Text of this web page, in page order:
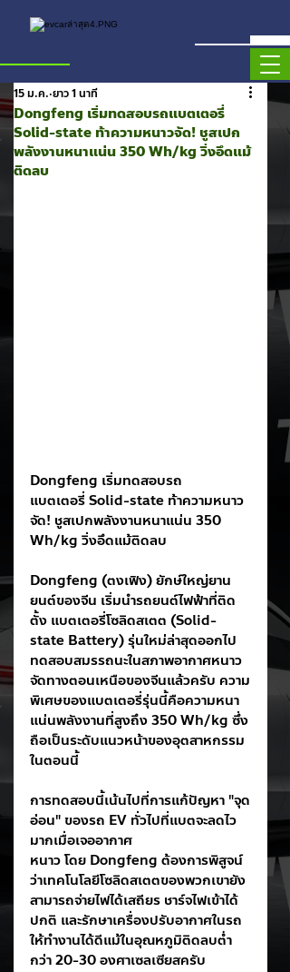
Dongfeng เริ่มทดสอบรถแบตเตอรี่
Solid-state ท้าความหนาวจัด! ชูสเปก
พลังงานหนาแน่น 350 Wh/kg วิ่งอึดแม้
ติดลบ
15 ม.ค. ยาว 1 นาที
Dongfeng เริ่มทดสอบรถ
แบตเตอรี่ Solid-state ท้าความหนาว
จัด! ชูสเปกพลังงานหนาแน่น 350
Wh/kg วิ่งอึดแม้ติดลบ
Dongfeng (ตงเฟิง) ยักษ์ใหญ่ยาน
ยนต์ของจีน เริ่มนำรถยนต์ไฟฟ้าที่ติด
ตั้ง แบตเตอรี่โซลิดสเตต (Solid-
state Battery) รุ่นใหม่ล่าสุดออกไป
ทดสอบสมรรถนะในสภาพอากาศหนาว
จัดทางตอนเหนือของจีนแล้วครับ ความ
พิเศษของแบตเตอรี่รุ่นนี้คือความหนา
แน่นพลังงานที่สูงถึง 350 Wh/kg ซึ่ง
ถือเป็นระดับแนวหน้าของอุตสาหกรรม
ในตอนนี้
การทดสอบนี้เน้นไปที่การแก้ปัญหา "จุด
อ่อน" ของรถ EV ทั่วไปที่แบตจะลดไว
มากเมื่อเจออากาศ
หนาว โดย Dongfeng ต้องการพิสูจน์
ว่าเทคโนโลยีโซลิดสเตตของพวกเขายัง
สามารถจ่ายไฟได้เสถียร ชาร์จไฟเข้าได้
ปกติ และรักษาเครื่องปรับอากาศในรถ
ให้ทำงานได้ดีแม้ในอุณหภูมิติดลบต่ำ
กว่า 20-30 องศาเซลเซียสครับ